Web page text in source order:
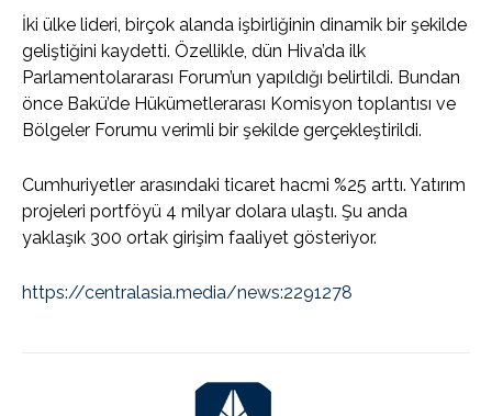
İki ülke lideri, birçok alanda işbirliğinin dinamik bir şekilde
geliştiğini kaydetti. Özellikle, dün Hiva’da ilk
Parlamentolararası Forum’un yapıldığı belirtildi. Bundan
önce Bakü’de Hükümetlerarası Komisyon toplantısı ve
Bölgeler Forumu verimli bir şekilde gerçekleştirildi.
Cumhuriyetler arasındaki ticaret hacmi %25 arttı. Yatırım
projeleri portföyü 4 milyar dolara ulaştı. Şu anda
yaklaşık 300 ortak girişim faaliyet gösteriyor.
https://centralasia.media/news:2291278